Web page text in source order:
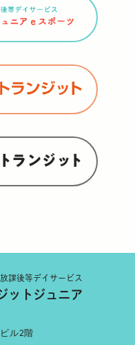
放課後等デイサービス
ットジュニア
ル2階